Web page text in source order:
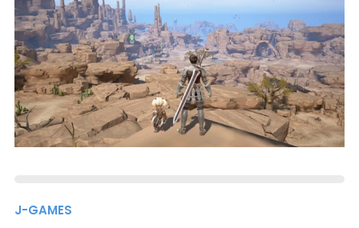
J-GAMES